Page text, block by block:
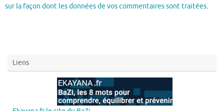
sur la façon dont les données de vos commentaires sont traitées.
Liens